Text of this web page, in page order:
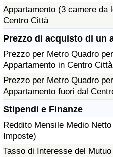
Appartamento (3 camere da
Centro Città
Prezzo di acquisto di un
Prezzo per Metro Quadro
Appartamento in Centro Città
Prezzo per Metro Quadro
Appartamento fuori dal
Stipendi e Finanze
Reddito Mensile Medio
Imposte)
Tasso di Interesse del
Indice del Tasso di
Indice della Criminalità
Indice di criminalità per
Assistenza Sanitaria
Indice dell’Assistenza
Indice dell’Assistenza